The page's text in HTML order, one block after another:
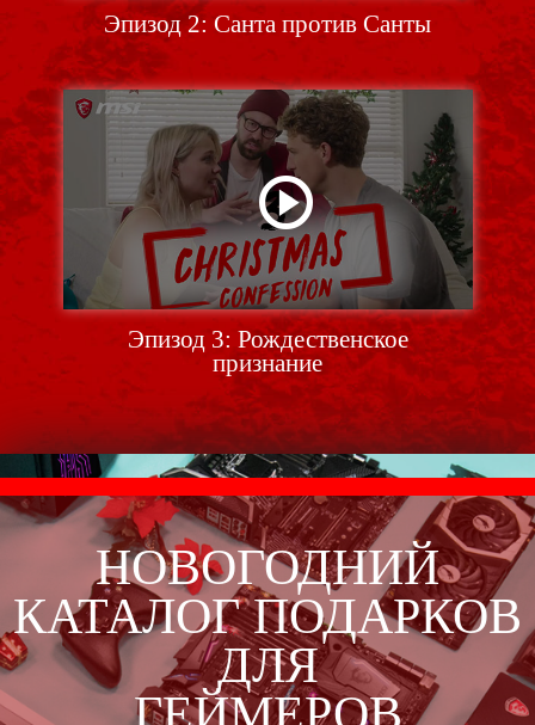
Эпизод 2: Санта против Санты
Эпизод 3: Рождественское
признание
НОВОГОДНИЙ
КАТАЛОГ ПОДАРКОВ
ДЛЯ